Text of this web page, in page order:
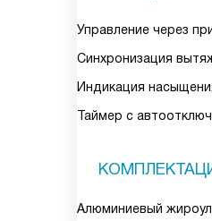
Управление через
Синхронизация
Индикация
Таймер с
Алюминиевый